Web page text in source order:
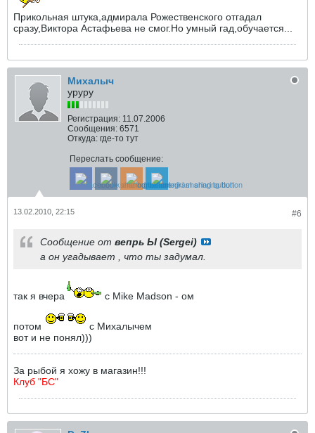
Прикольная штука,адмирала Рожественского отгадал
сразу,Виктора Астафьева не смог.Но умный гад,обучается...
Михалыч
уруру
Регистрация: 11.07.2006
Сообщения: 6571
Откуда: где-то тут
Переслать сообщение:
#6
13.02.2010, 22:15
Сообщение от вепрь Ы (Sergei)
а он угадывает , что ты задумал.
так я вчера с Mike Madson - ом
потом
с Михалычем
вот и не понял)))
За рыбой я хожу в магазин!!!
Клуб "БС"